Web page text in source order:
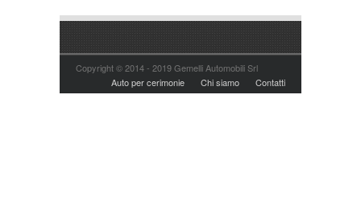
Copyright © 2014 - 2019 Gemelli Automobili Srl
Auto per cerimonie
Chi siamo Contatti